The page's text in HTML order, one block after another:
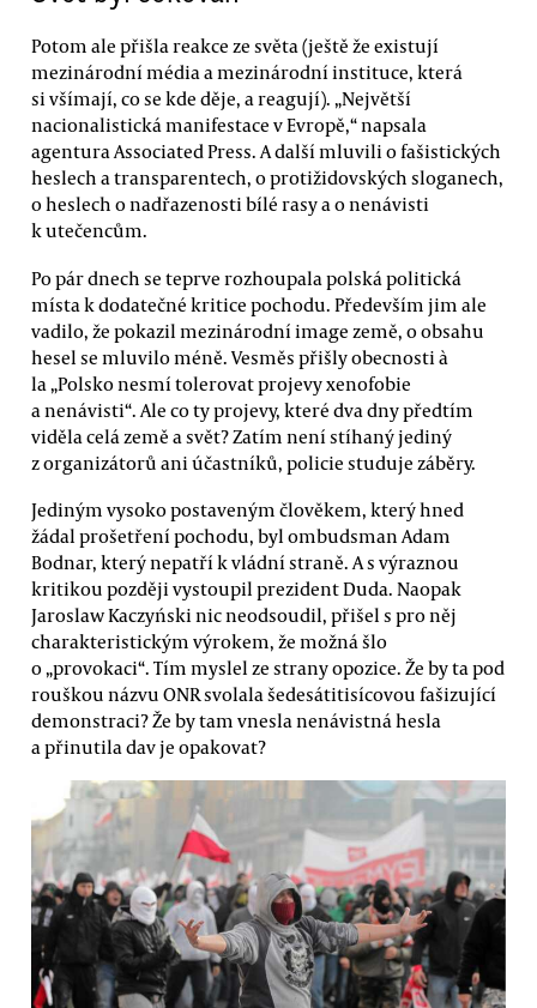
Potom ale přišla reakce ze světa (ještě že existují
mezinárodní média a mezinárodní instituce, která
si všímají, co se kde děje, a reagují). „Největší
nacionalistická manifestace v Evropě,“ napsala
agentura Associated Press. A další mluvili o fašistických
heslech a transparentech, o protižidovských sloganech,
o heslech o nadřazenosti bílé rasy a o nenávisti
k utečencům.
Po pár dnech se teprve rozhoupala polská politická
místa k dodatečné kritice pochodu. Především jim ale
vadilo, že pokazil mezinárodní image země, o obsahu
hesel se mluvilo méně. Vesměs přišly obecnosti à
la „Polsko nesmí tolerovat projevy xenofobie
a nenávisti“. Ale co ty projevy, které dva dny předtím
viděla celá země a svět? Zatím není stíhaný jediný
z organizátorů ani účastníků, policie studuje záběry.
Jediným vysoko postaveným člověkem, který hned
žádal prošetření pochodu, byl ombudsman Adam
Bodnar, který nepatří k vládní straně. A s výraznou
kritikou později vystoupil prezident Duda. Naopak
Jaroslaw Kaczyński nic neodsoudil, přišel s pro něj
charakteristickým výrokem, že možná šlo
o „provokaci“. Tím myslel ze strany opozice. Že by ta pod
rouškou názvu ONR svolala šedesátitisícovou fašizující
demonstraci? Že by tam vnesla nenávistná hesla
a přinutila dav je opakovat?